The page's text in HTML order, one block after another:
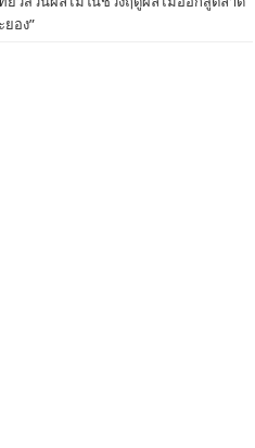
ะยอง ครั้งแรก
อง”